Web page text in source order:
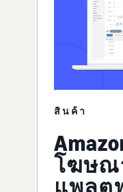
สินค้า
โฆษณ